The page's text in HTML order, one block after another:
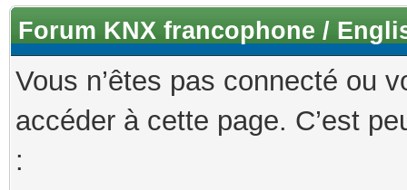
Forum KNX francophone /
Vous n’êtes pas connecté ou
accéder à cette page. C’est
: